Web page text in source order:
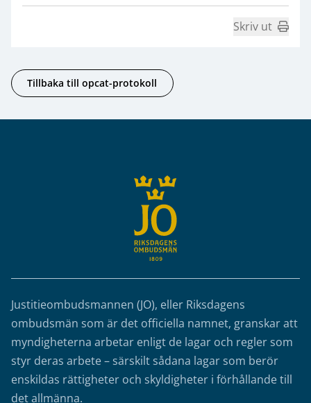
Skriv ut
Tillbaka till opcat-protokoll
Justitieombudsmannen (JO), eller Riksdagens
ombudsmän som är det officiella namnet, granskar att
myndigheterna arbetar enligt de lagar och regler som
styr deras arbete – särskilt sådana lagar som berör
enskildas rättigheter och skyldigheter i förhållande till
det allmänna.